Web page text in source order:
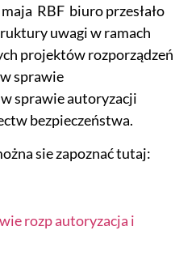
RBF biuro przesłało
uwagi w ramach
projektów rozporządzeń
sprawie
sprawie autoryzacji
bezpieczeństwa.
sie zapoznać tutaj:
rozp autoryzacja i